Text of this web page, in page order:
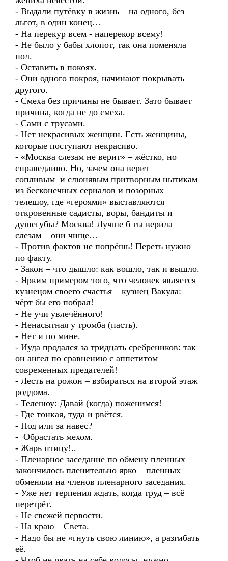
- Выдали путёвку в жизнь – на одного, без
льгот, в один конец…
- На перекур всем - наперекор всему!
- Не было у бабы хлопот, так она поменяла
пол.
- Оставить в покоях.
- Они одного покроя, начинают покрывать
другого.
- Смеха без причины не бывает. Зато бывает
причина, когда не до смеха.
- Сами с трусами.
- Нет некрасивых женщин. Есть женщины,
которые поступают некрасиво.
- «Москва слезам не верит» – жёстко, но
справедливо. Но, зачем она верит –
сопливым и слюнявым притворным нытикам
из бесконечных сериалов и позорных
телешоу, где «героями» выставляются
откровенные садисты, воры, бандиты и
душегубы? Москва! Лучше б ты верила
слезам – они чище…
- Против фактов не попрёшь! Переть нужно
по факту.
- Закон – что дышло: как вошло, так и вышло.
- Ярким примером того, что человек является
кузнецом своего счастья – кузнец Вакула:
чёрт бы его побрал!
- Не учи увлечённого!
- Ненасытная у тромба (пасть).
- Нет и по мине.
- Иуда продался за тридцать сребреников: так
он ангел по сравнению с аппетитом
современных предателей!
- Лесть на рожон – взбираться на второй этаж
роддома.
- Телешоу: Давай (когда) поженимся!
- Где тонкая, туда и рвётся.
- Под или за навес?
- Обрастать мехом.
- Жарь птицу!..
- Пленарное заседание по обмену пленных
закончилось пленительно ярко – пленных
обменяли на членов пленарного заседания.
- Уже нет терпения ждать, когда труд – всё
перетрёт.
- Не свежей первости.
- На краю – Света.
- Надо бы не «гнуть свою линию», а разгибать
её.